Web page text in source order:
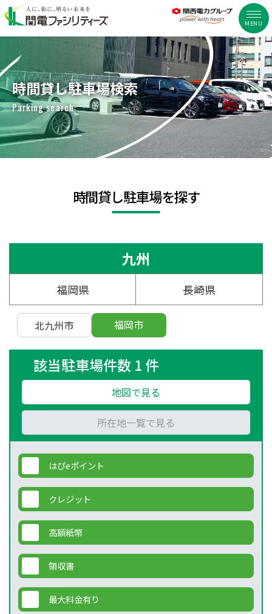
MENU
時間貸し駐車場検索
Parking search
時間貸し駐車場を探す
九州
福岡県 長崎県
北九州市 福岡市
該当駐車場件数 1 件
地図で見る
所在地一覧で見る
はぴeポイント
クレジット
高額紙幣
領収書
最大料金有り